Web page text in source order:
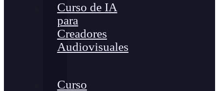
Curso de IA
para
Creadores
Audiovisuales
Curso